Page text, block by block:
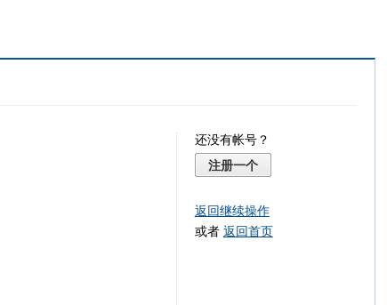
还没有帐号？
注册一个
返回继续操作
或者 返回首页